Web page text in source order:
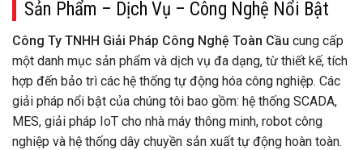
Sản Phẩm – Dịch Vụ – Công Nghệ Nổi Bật
Công Ty TNHH Giải Pháp Công Nghệ Toàn Cầu cung cấp
một danh mục sản phẩm và dịch vụ đa dạng, từ thiết kế, tích
hợp đến bảo trì các hệ thống tự động hóa công nghiệp. Các
giải pháp nổi bật của chúng tôi bao gồm: hệ thống SCADA,
MES, giải pháp IoT cho nhà máy thông minh, robot công
nghiệp và hệ thống dây chuyền sản xuất tự động hoàn toàn.